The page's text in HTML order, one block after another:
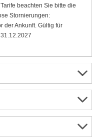
beachten Sie bitte die
Stornierungen:
der Ankunft. Gültig für